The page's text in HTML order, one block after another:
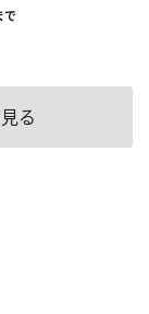
で
る